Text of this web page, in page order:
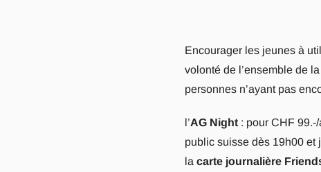
Encourager les jeunes à
volonté de l’ensemble de
personnes n’ayant pas
l’AG Night: pour CHF 99.-/
public suisse dès 19h00 et
la carte journalière